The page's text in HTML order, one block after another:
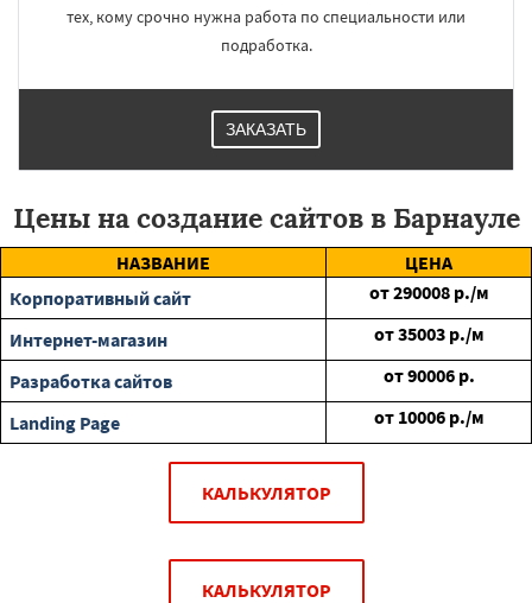
тех, кому срочно нужна работа по специальности или
подработка.
ЗАКАЗАТЬ
Цены на создание сайтов в Барнауле
НАЗВАНИЕ
ЦЕНА
Корпоративный сайт
от290008 р./м
Интернет-магазин
от35003 р./м
Разработка сайтов
от90006 р.
Landing Page
от 10006 р./м
КАЛЬКУЛЯТОР
КАЛЬКУЛЯТОР